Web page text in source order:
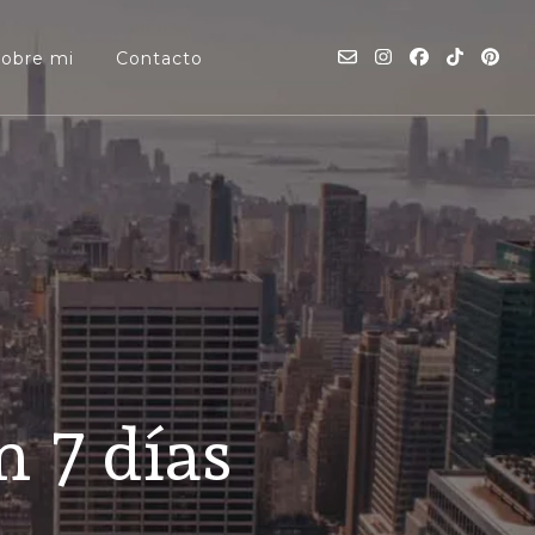
mi Contacto
7 días